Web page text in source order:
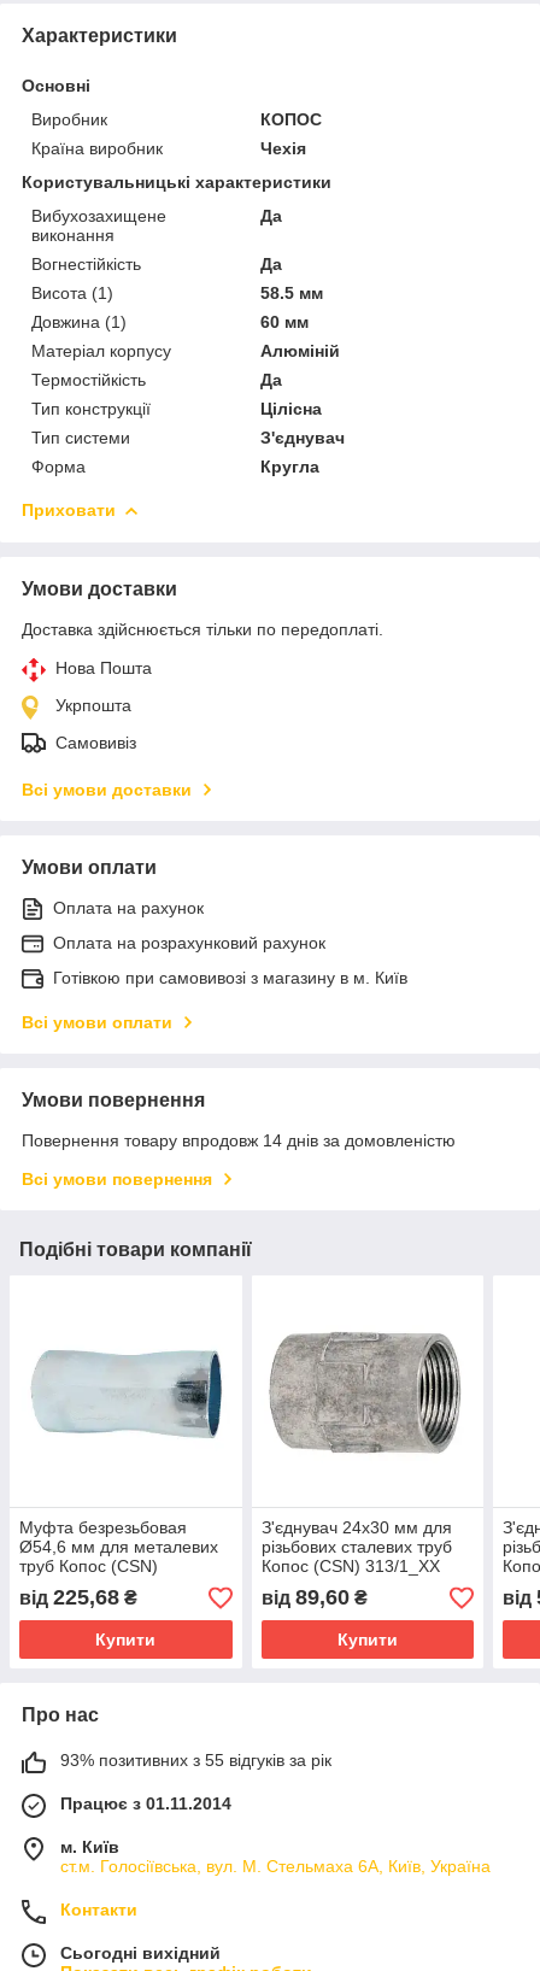
Характеристики
Основні
Виробник
КОПОС
Країна виробник
Чехія
Користувальницькі характеристики
Вибухозахищене
виконання
Да
Вогнестійкість
Да
Висота (1)
58.5 мм
Довжина (1)
60 мм
Матеріал корпусу
Алюміній
Термостійкість
Да
Тип конструкції
Цілісна
Тип системи
З'єднувач
Форма
Кругла
Приховати
Умови доставки
Доставка здійснюється тільки по передоплаті.
Нова Пошта
Укрпошта
Самовивіз
Всі умови доставки
Умови оплати
Оплата на рахунок
Оплата на розрахунковий рахунок
Готівкою при самовивозі з магазину в м. Київ
Всі умови оплати
Умови повернення
Повернення товару впродовж 14 днів за домовленістю
Всі умови повернення
Подібні товари компанії
Муфта безрезьбовая
Ø54,6 мм для металевих
труб Копос (CSN)
342/2_XX
від 225,68 ₴
Купити
З'єднувач 24х30 мм для
різьбових сталевих труб
Копос (CSN) 313/1_XX
від 89,60₴
Купити
від
Про нас
93% позитивних з 55 відгуків за рік
Працює з 01.11.2014
м. Київ
ст.м. Голосіївська, вул. М. Стельмаха 6А, Київ, Україна
Контакти
Сьогодні вихідний